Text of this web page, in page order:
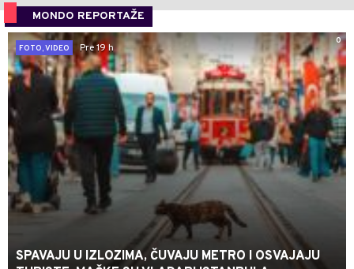
MONDO REPORTAŽE
0
FOTO, VIDEO
Pre 19 h
SPAVAJU U IZLOZIMA, ČUVAJU METRO I OSVAJAJU